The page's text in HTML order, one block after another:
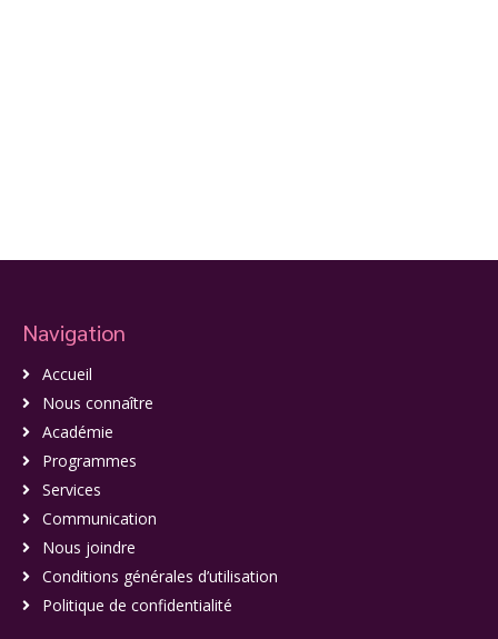
Navigation
Accueil
Nous connaître
Académie
Programmes
Services
Communication
Nous joindre
Conditions générales d’utilisation
Politique de confidentialité